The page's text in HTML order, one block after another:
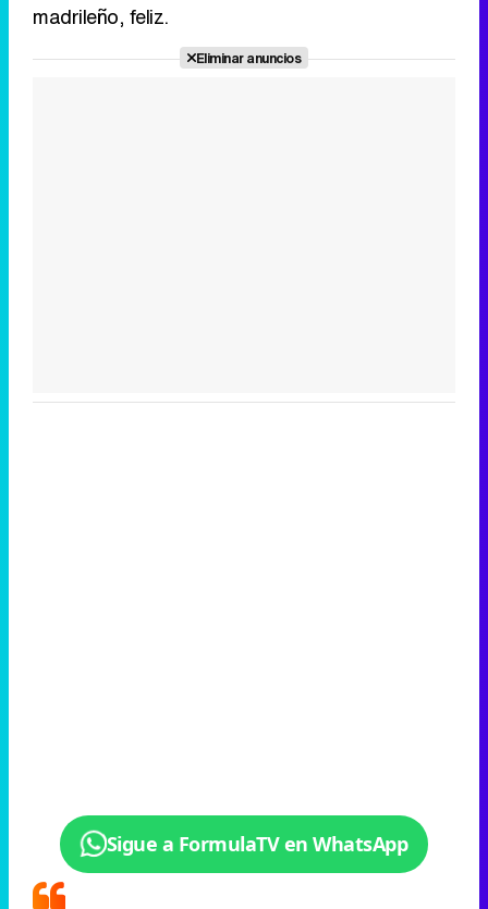
madrileño, feliz.
Eliminar anuncios
Sigue a FormulaTV en WhatsApp